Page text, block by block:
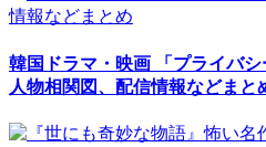
韓国ドラマ・映画 「プライバ
人物相関図、配信情報などまと